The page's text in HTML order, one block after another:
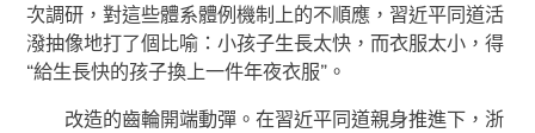
次調研，對這些體系體例機制上的不順應，習近平同道活
潑抽像地打了個比喻：小孩子生長太快，而衣服太小，得
“給生長快的孩子換上一件年夜衣服”。
改造的齒輪開端動彈。在習近平同道親身推進下，浙